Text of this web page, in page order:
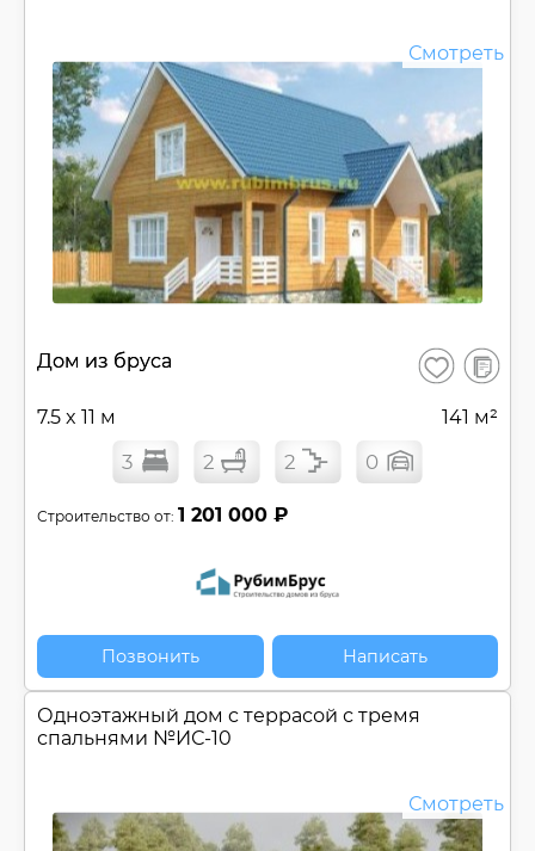
Смотреть
Дом из бруса Сохранить
В
7.5 x 11 м 141 м²
3 2 2 0
Строительство от: 1 201 000 ₽
Позвонить Написать
Одноэтажный дом c террасой с тремя
спальнями №ИС-10
Смотреть